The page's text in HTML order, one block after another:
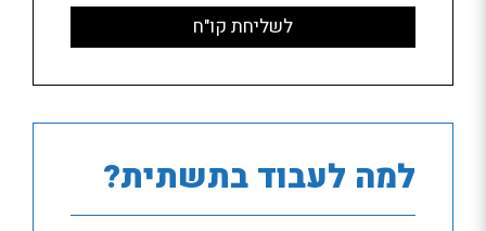
לשליחת קו"ח
למה לעבוד בתשתית?